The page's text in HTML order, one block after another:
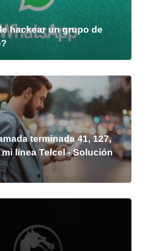
hackear un grupo de
terminada 41, 127,
mi línea Telcel - Solución